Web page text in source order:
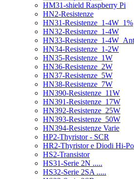
HM31-shield Raspberry Pi
HN2-Resistenze
HN31-Resistenze_1-4W_1%
HN32-Resistenze_1-4W
HN33-Resistenze_1-
HN34-Resistenze_1-2W
HN35-Resistenze_1W
HN36-Resistenze_2W
HN37-Resistenze_5W
HN38-Resistenze_7W
HN390-Resistenze_11W
HN391-Resistenze_17W
HN392-Resistenze_25W
HN393-Resistenze_50W
HN394-Resistenze Varie
HP2-Thyristor - SCR
HR2-Thyristor e Diodi Hi-
HS2-Transistor
HS31-Serie 2N .....
HS32-Serie 2SA .....